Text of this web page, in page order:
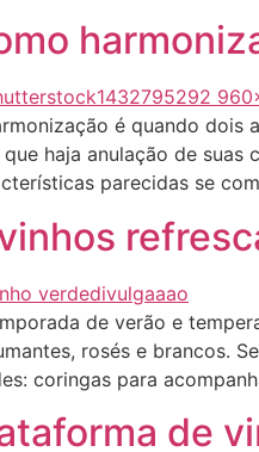
é quando dois
que haja anulação de
parecidas se
de verão e
rosés e brancos.
coringas para
de